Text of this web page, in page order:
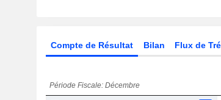
Compte de Résultat Bilan Flux de
Période Fiscale: Décembre